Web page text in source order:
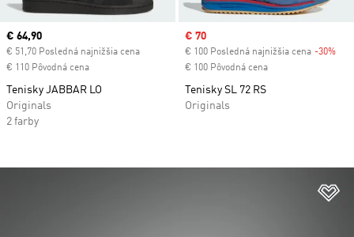
Current price
€ 64,90
€ 51,70 Posledná najnižšia cena
€ 110 Pôvodná cena
Tenisky JABBAR LO
Originals
2 farby
Sale price
€ 70
€ 100 Posledná najnižšia cena -30%
€ 100 Pôvodná cena
Tenisky SL 72 RS
Originals